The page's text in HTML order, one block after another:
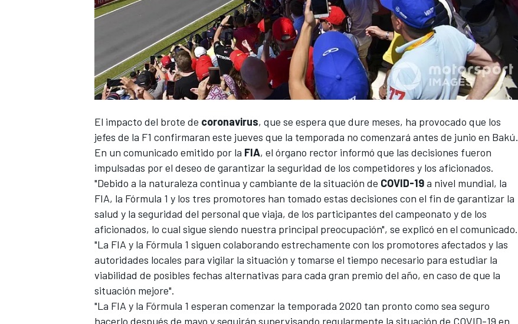
El impacto del brote de coronavirus, que se espera que dure meses, ha provocado que los
jefes de la F1 confirmaran este jueves que la temporada no comenzará antes de junio en Bakú.
En un comunicado emitido por la FIA, el órgano rector informó que las decisiones fueron
impulsadas por el deseo de garantizar la seguridad de los competidores y los aficionados.
"Debido a la naturaleza continua y cambiante de la situación de COVID-19a nivel mundial, la
FIA, la Fórmula 1 y los tres promotores han tomado estas decisiones con el fin de garantizar la
salud y la seguridad del personal que viaja, de los participantes del campeonato y de los
aficionados, lo cual sigue siendo nuestra principal preocupación", se explicó en el comunicado.
"La FIA y la Fórmula 1 siguen colaborando estrechamente con los promotores afectados y las
autoridades locales para vigilar la situación y tomarse el tiempo necesario para estudiar la
viabilidad de posibles fechas alternativas para cada gran premio del año, en caso de que la
situación mejore".
"La FIA y la Fórmula 1 esperan comenzar la temporada 2020 tan pronto como sea seguro
hacerlo después de mayo y seguirán supervisando regularmente la situación de COVID-19 en